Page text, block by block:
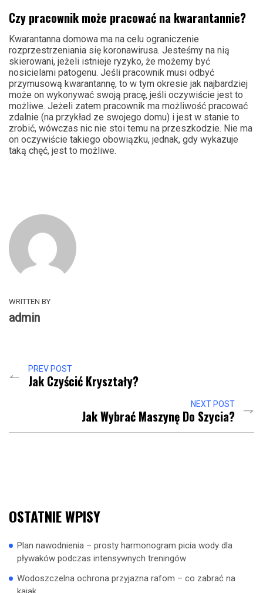
Czy pracownik może pracować na kwarantannie?
Kwarantanna domowa ma na celu ograniczenie
rozprzestrzeniania się koronawirusa. Jesteśmy na nią
skierowani, jeżeli istnieje ryzyko, że możemy być
nosicielami patogenu. Jeśli pracownik musi odbyć
przymusową kwarantannę, to w tym okresie jak najbardziej
może on wykonywać swoją pracę, jeśli oczywiście jest to
możliwe. Jeżeli zatem pracownik ma możliwość pracować
zdalnie (na przykład ze swojego domu) i jest w stanie to
zrobić, wówczas nic nie stoi temu na przeszkodzie. Nie ma
on oczywiście takiego obowiązku, jednak, gdy wykazuje
taką chęć, jest to możliwe.
WRITTEN BY
admin
PREV POST
Jak Czyścić Kryształy?
NEXT POST
Jak Wybrać Maszynę Do Szycia?
OSTATNIE WPISY
Plan nawodnienia – prosty harmonogram picia wody dla
pływaków podczas intensywnych treningów
Wodoszczelna ochrona przyjazna rafom – co zabrać na